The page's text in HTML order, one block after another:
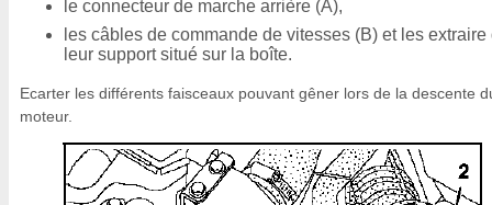
le connecteur de marche arrière (A),
les câbles de commande de vitesses (B) et les extraire
leur support situé sur la boîte.
Ecarter les différents faisceaux pouvant gêner lors de la descente
moteur.